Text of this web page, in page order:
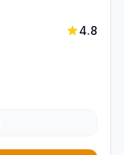
4.8